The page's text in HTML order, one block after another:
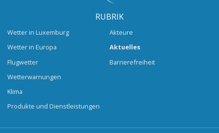
RUBRIK
Wetter in Luxemburg
Wetter in Europa
Flugwetter
Wetterwarnungen
Klima
Produkte und Dienstleistungen
Akteure
Aktuelles
Barrierefreiheit